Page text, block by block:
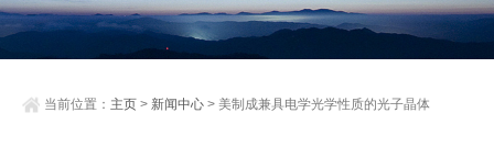
当前位置： 主页 > 新闻中心 > 美制成兼具电学光学性质的光子晶体